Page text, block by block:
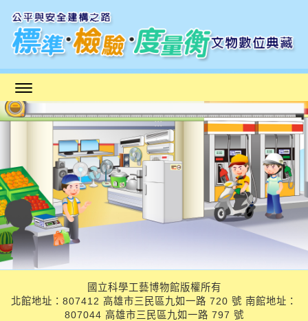
內
區
塊
:::
國立科學工藝博物館版權所有
北館地址：807412 高雄市三民區九如一路 720 號 南館地址：
807044 高雄市三民區九如一路 797 號